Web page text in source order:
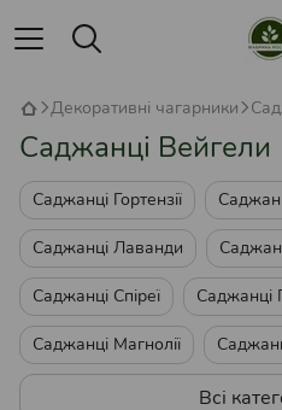
Декоративні чагарники
Саджанці Вейгели
Саджанці Гортензії
Саджанці Лаванди
Саджанці Спіреї Саджанці
Саджанці Магнолії
Всі